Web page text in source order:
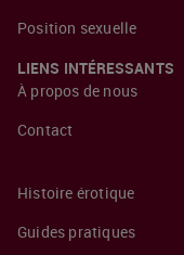
Position sexuelle
LIENS INTÉRESSANTS
À propos de nous
Contact
Histoire érotique
Guides pratiques